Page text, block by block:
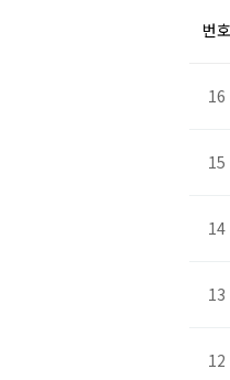
번호
16
15
14
13
12